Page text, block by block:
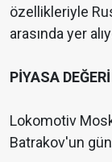
özellikleriyle
arasında yer
PİYASA DEĞERİ
Lokomotiv
Batrakov'un